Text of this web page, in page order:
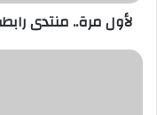
لأول مرة.. منتدى
وزيرة